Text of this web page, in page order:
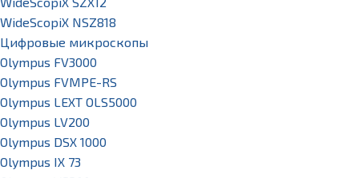
WideScopiX NSZ818
Цифровые микроскопы
Olympus FV3000
Olympus FVMPE-RS
Olympus LEXT OLS5000
Olympus LV200
Olympus DSX 1000
Olympus IX 73